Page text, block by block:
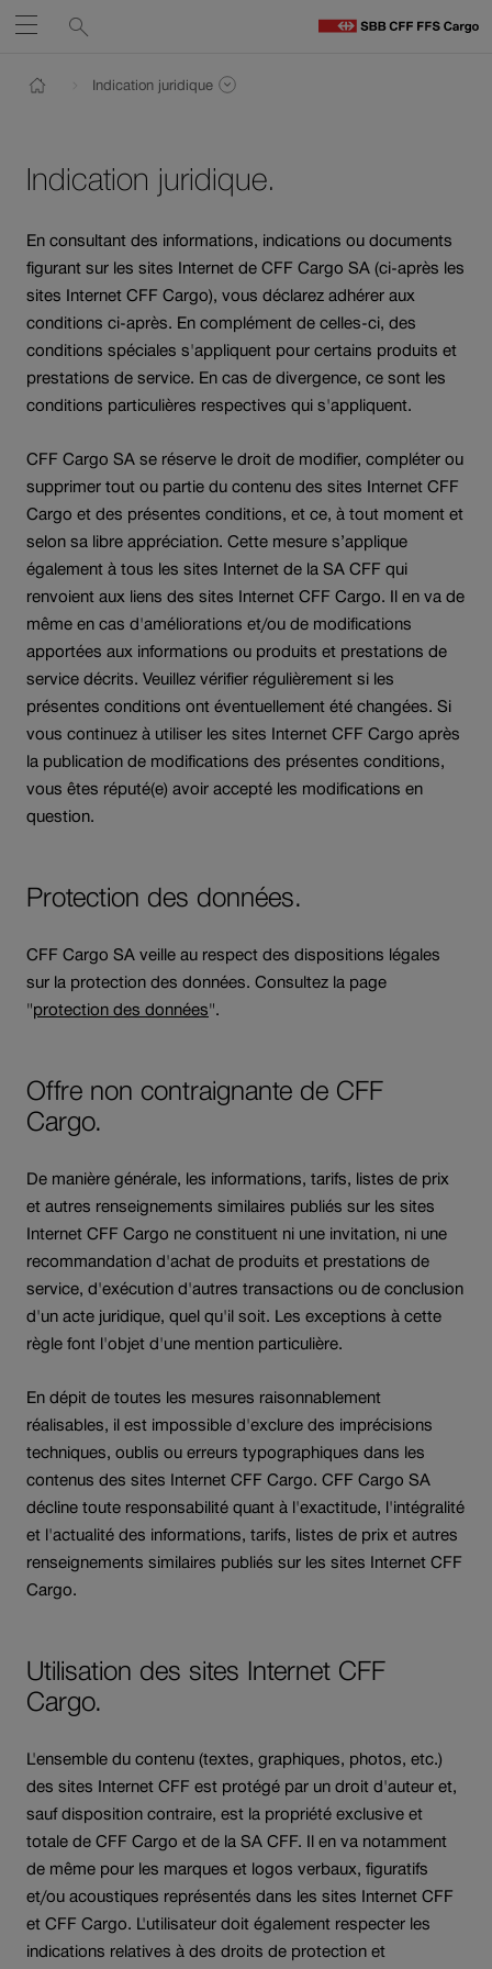
Naviguez
cff.ch
Liens
Ouvrir
Retour à l'accueil de CFF Cargo
Indication juridique
Afficher pages du même niveau de navigation
Indication juridique.
En consultant des informations, indications ou documents
figurant sur les sites Internet de CFF Cargo SA (ci-après les
sites Internet CFF Cargo), vous déclarez adhérer aux
conditions ci-après. En complément de celles-ci, des
conditions spéciales s'appliquent pour certains produits et
prestations de service. En cas de divergence, ce sont les
conditions particulières respectives qui s'appliquent.
CFF Cargo SA se réserve le droit de modifier, compléter ou
supprimer tout ou partie du contenu des sites Internet CFF
Cargo et des présentes conditions, et ce, à tout moment et
selon sa libre appréciation. Cette mesure s’applique
également à tous les sites Internet de la SA CFF qui
renvoient aux liens des sites Internet CFF Cargo. Il en va de
même en cas d'améliorations et/ou de modifications
apportées aux informations ou produits et prestations de
service décrits. Veuillez vérifier régulièrement si les
présentes conditions ont éventuellement été changées. Si
vous continuez à utiliser les sites Internet CFF Cargo après
la publication de modifications des présentes conditions,
vous êtes réputé(e) avoir accepté les modifications en
question.
Protection des données.
CFF Cargo SA veille au respect des dispositions légales
sur la protection des données. Consultez la page
"protection des données".
Offre non contraignante de CFF
Cargo.
De manière générale, les informations, tarifs, listes de prix
et autres renseignements similaires publiés sur les sites
Internet CFF Cargo ne constituent ni une invitation, ni une
recommandation d'achat de produits et prestations de
service, d'exécution d'autres transactions ou de conclusion
d'un acte juridique, quel qu'il soit. Les exceptions à cette
règle font l'objet d'une mention particulière.
En dépit de toutes les mesures raisonnablement
réalisables, il est impossible d'exclure des imprécisions
techniques, oublis ou erreurs typographiques dans les
contenus des sites Internet CFF Cargo. CFF Cargo SA
décline toute responsabilité quant à l'exactitude, l'intégralité
et l'actualité des informations, tarifs, listes de prix et autres
renseignements similaires publiés sur les sites Internet CFF
Cargo.
Utilisation des sites Internet CFF
Cargo.
L'ensemble du contenu (textes, graphiques, photos, etc.)
des sites Internet CFF est protégé par un droit d'auteur et,
sauf disposition contraire, est la propriété exclusive et
totale de CFF Cargo et de la SA CFF. Il en va notamment
de même pour les marques et logos verbaux, figuratifs
et/ou acoustiques représentés dans les sites Internet CFF
et CFF Cargo. L'utilisateur doit également respecter les
indications relatives à des droits de protection et